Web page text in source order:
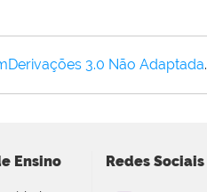
3.0 Não Adaptada.
Ensino Redes Sociais